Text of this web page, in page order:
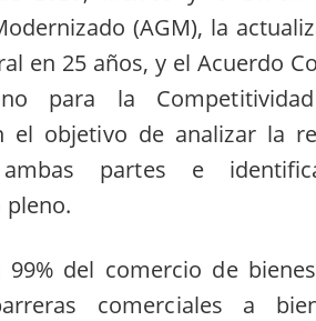
(AGM), la
en 25 años, y el Acuerdo
para la
el objetivo de analizar la
partes e
99% del comercio de
comerciales a